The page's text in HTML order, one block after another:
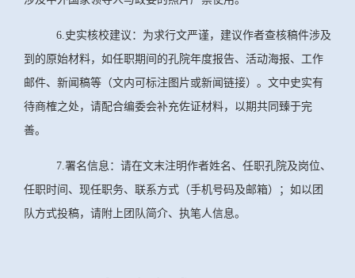
6.史实核校建议：为求行文严谨，建议作者查核稿件涉及
到的原始材料，如任职期间的孔院年度报告、活动海报、工作
邮件、新闻稿等（文内可标注图片或新闻链接）。文中史实有
待商榷之处，请配合编委会补充佐证材料，以期共同臻于完
善。
7.署名信息：请在文末注明作者姓名、任职孔院及岗位、
任职时间、现任职务、联系方式（手机号码及邮箱）；如以团
队方式投稿，请附上团队简介、执笔人信息。